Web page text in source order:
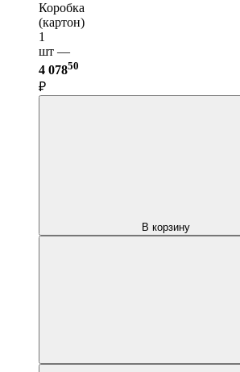
Коробка
(картон)
1
шт —
4 07850
₽
В корзину